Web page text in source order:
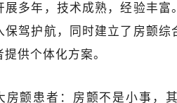
展多年，技术成熟，经验丰富
保驾护航，同时建立了房颤
供个体化方案。
房颤患者：房颤不是小事，